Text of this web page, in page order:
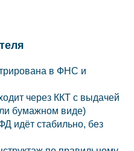
в ФНС и
через ККТ с выдачей
бумажном виде)
идёт стабильно, без